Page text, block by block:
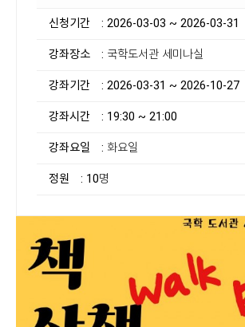
신청기간 : 2026-03-03 ~ 2026-03-31
강좌장소 : 국학도서관 세미나실
강좌기간 : 2026-03-31 ~ 2026-10-27
강좌시간 : 19:30 ~ 21:00
강좌요일 : 화요일
정원 : 10명